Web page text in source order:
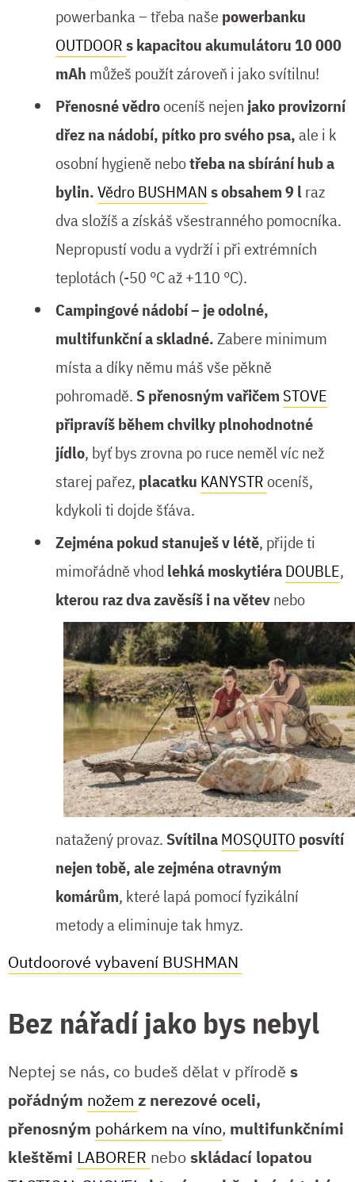
powerbanka – třeba naše powerbanku
OUTDOORs kapacitou akumulátoru 10 000
mAh můžeš použít zároveň i jako svítilnu!
Přenosné vědrooceníš nejen jako provizorní
dřez na nádobí, pítko pro svého psa,ale i k
osobní hygieně nebotřeba na sbírání hub a
bylin.Vědro BUSHMANs obsahem 9 lraz
dva složíš a získáš všestranného pomocníka.
Nepropustí vodu a vydrží i při extrémních
teplotách (-50 °C až +110 °C).
Campingové nádobí – je odolné,
multifunkční a skladné.Zabere minimum
místa a díky němu máš vše pěkně
pohromadě.S přenosným vařičem STOVE
připravíš během chvilky plnohodnotné
jídlo, byť bys zrovna po ruce neměl víc než
starej pařez, placatku KANYSTRoceníš,
kdykoli ti dojde šťáva.
Zejména pokud stanuješ v létě, přijde ti
mimořádně vhod lehká moskytiéraDOUBLE,
kterou raz dva zavěsíš i na větevnebo
natažený provaz.SvítilnaMOSQUITO posvítí
nejen tobě, ale zejména otravným
komárům, které lapá pomocí fyzikální
metody a eliminuje tak hmyz.
Outdoorové vybavení BUSHMAN
Bez nářadí jako bys nebyl
Neptej se nás, co budeš dělat v přírodě s
pořádným nožem z nerezové oceli,
přenosným pohárkem na víno, multifunkčními
kleštěmi LABORER neboskládací lopatou